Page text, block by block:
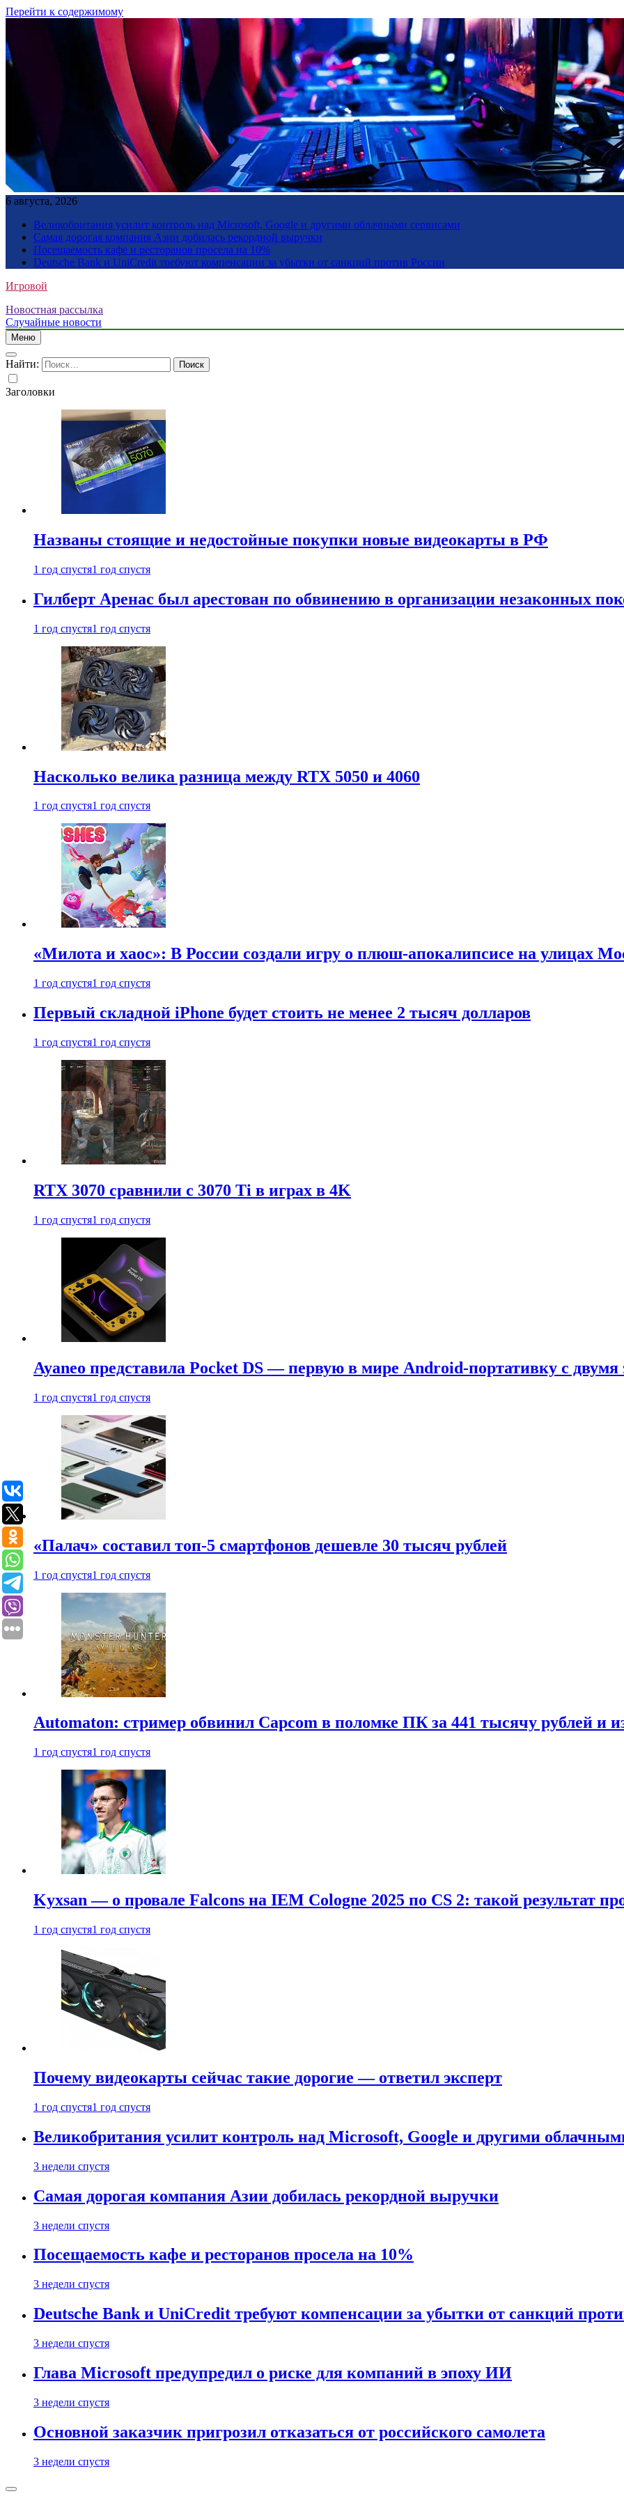
Перейти к содержимому
6 августа, 2026
Великобритания усилит контроль над Microsoft, Google и другими облачными сервисами
Самая дорогая компания Азии добилась рекордной выручки
Посещаемость кафе и ресторанов просела на 10%
Deutsche Bank и UniCredit требуют компенсации за убытки от санкций против России
Игровой
Новостная рассылка
Случайные новости
Меню
Найти:
Заголовки
Названы стоящие и недостойные покупки новые видеокарты в РФ
1 год спустя1 год спустя
Гилберт Аренас был арестован по обвинению в организации незаконных
1 год спустя1 год спустя
Насколько велика разница между RTX 5050 и 4060
1 год спустя1 год спустя
«Милота и хаос»: В России создали игру о плюш-апокалипсисе на улицах
1 год спустя1 год спустя
Первый складной iPhone будет стоить не менее 2 тысяч долларов
1 год спустя1 год спустя
RTX 3070 сравнили с 3070 Ti в играх в 4K
1 год спустя1 год спустя
Ayaneo представила Pocket DS — первую в мире Android-портативку с двумя
1 год спустя1 год спустя
«Палач» составил топ-5 смартфонов дешевле 30 тысяч рублей
1 год спустя1 год спустя
Automaton: стример обвинил Capcom в поломке ПК за 441 тысячу рублей и
1 год спустя1 год спустя
Kyxsan — о провале Falcons на IEM Cologne 2025 по CS 2: такой результат
1 год спустя1 год спустя
Почему видеокарты сейчас такие дорогие — ответил эксперт
1 год спустя1 год спустя
Великобритания усилит контроль над Microsoft, Google и другими
3 недели спустя
Самая дорогая компания Азии добилась рекордной выручки
3 недели спустя
Посещаемость кафе и ресторанов просела на 10%
3 недели спустя
Deutsche Bank и UniCredit требуют компенсации за убытки от санкций
3 недели спустя
Глава Microsoft предупредил о риске для компаний в эпоху ИИ
3 недели спустя
Основной заказчик пригрозил отказаться от российского самолета
3 недели спустя